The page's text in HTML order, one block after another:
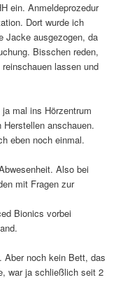
ein. Anmeldeprozedur
Dort wurde ich
Jacke ausgezogen, da
Bisschen reden,
lassen und
mal ins Hörzentrum
anschauen.
eben noch einmal.
Also bei
mit Fragen zur
Bionics vorbei
Aber noch kein Bett, das
war ja schließlich seit 2